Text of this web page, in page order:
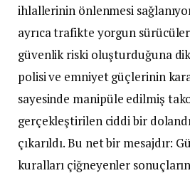
ihlallerinin önlenmesi
ayrıca trafikte yorgun
güvenlik riski oluşturduğuna
polisi ve emniyet güçlerinin
sayesinde manipüle edilmiş
gerçekleştirilen ciddi bir
çıkarıldı. Bu net bir mesajdır:
kuralları çiğneyenler